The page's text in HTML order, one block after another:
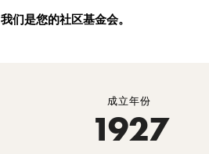
我们是您的社区基金会。
成立年份
1927